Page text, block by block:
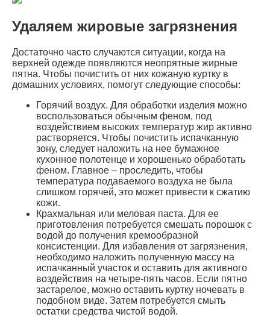
Удаляем жировые загрязнения
Достаточно часто случаются ситуации, когда на
верхней одежде появляются неопрятные жирные
пятна. Чтобы почистить от них кожаную куртку в
домашних условиях, помогут следующие способы:
Горячий воздух. Для обработки изделия можно
воспользоваться обычным феном, под
воздействием высоких температур жир активно
растворяется. Чтобы почистить испачканную
зону, следует наложить на нее бумажное
кухонное полотенце и хорошенько обработать
феном. Главное – проследить, чтобы
температура подаваемого воздуха не была
слишком горячей, это может привести к сжатию
кожи.
Крахмальная или меловая паста. Для ее
приготовления потребуется смешать порошок с
водой до получения кремообразной
консистенции. Для избавления от загрязнения,
необходимо наложить полученную массу на
испачканный участок и оставить для активного
воздействия на четыре-пять часов. Если пятно
застарелое, можно оставить куртку ночевать в
подобном виде. Затем потребуется смыть
остатки средства чистой водой.